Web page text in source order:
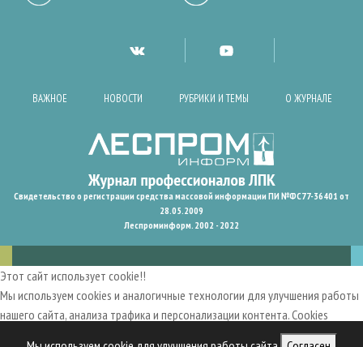
ВАЖНОЕ НОВОСТИ РУБРИКИ И ТЕМЫ О ЖУРНАЛЕ
Свидетельство о регистрации средства массовой информации ПИ №ФС77-36401 от
28.05.2009
Леспроминформ. 2002 - 2022
Этот сайт использует cookie!!
Мы используем cookies и аналогичные технологии для улучшения работы
нашего сайта, анализа трафика и персонализации контента. Cookies